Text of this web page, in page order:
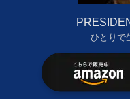
ひとりで